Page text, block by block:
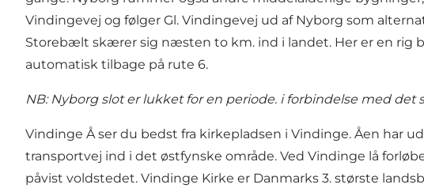
Vindingevej og følger Gl. Vindingevej ud af Nyborg som
Storebælt skærer sig næsten to km. ind i landet. Her er en rig
automatisk tilbage på rute 6.
NB: Nyborg slot er lukket for en periode. i forbindelse med det
Vindinge Å ser du bedst fra kirkepladsen i Vindinge. Åen har
transportvej ind i det østfynske område. Ved Vindinge lå
påvist voldstedet. Vindinge Kirke er Danmarks 3. største